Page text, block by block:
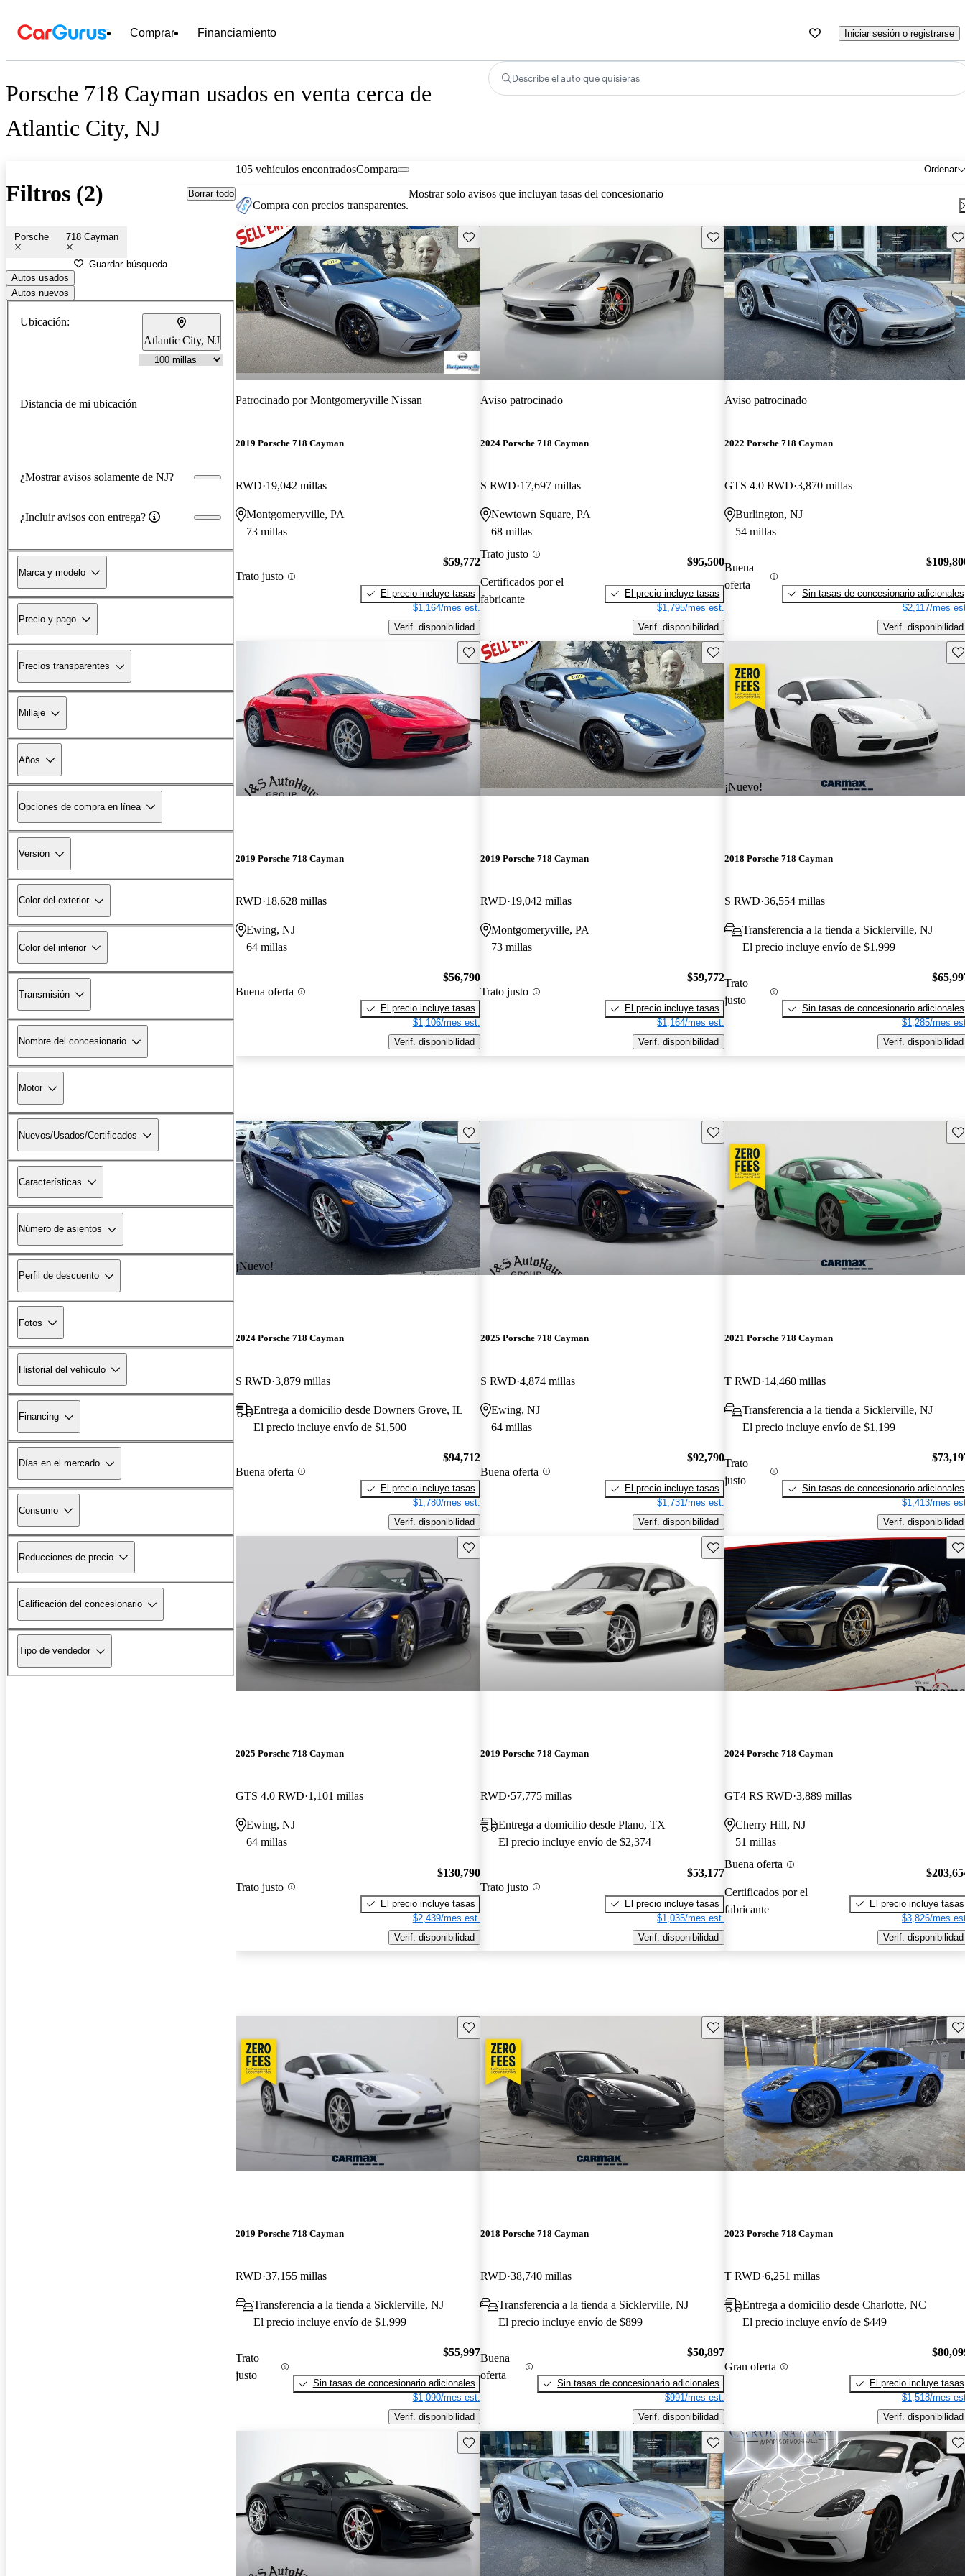
Comprar Financiamiento Iniciar sesión o registrarse
Porsche 718 Cayman usados en venta cerca de
Atlantic City, NJ
Describe el auto que quisieras
Filtros (2) Borrar todo
Porsche 718 Cayman
Guardar búsqueda
Autos usados
Autos nuevos
Ubicación:
Atlantic City, NJ
Distancia de mi ubicación
¿Mostrar avisos solamente de NJ?
¿Incluir avisos con entrega?
Marca y modelo
Precio y pago
Precios transparentes
Millaje
Años
Opciones de compra en línea
Versión
Color del exterior
Color del interior
Transmisión
Nombre del concesionario
Motor
Nuevos/Usados/Certificados
Características
Número de asientos
Perfil de descuento
Fotos
Historial del vehículo
Financing
Días en el mercado
Consumo
Reducciones de precio
Calificación del concesionario
Tipo de vendedor
105 vehículos encontrados Ordenar
Compara
Compra con precios transparentes.
Mostrar solo avisos que incluyan tasas del concesionario
Guarda este Aviso
Patrocinado porMontgomeryville Nissan
2019 Porsche 718 Cayman
RWD 19,042 millas
Montgomeryville, PA
73 millas
Trato justo
$59,772
El precio incluye tasas
$1,164/mes est.
Verif. disponibilidad
Guarda este Aviso
Aviso patrocinado
2024 Porsche 718 Cayman
S RWD 17,697 millas
Newtown Square, PA
68 millas
Trato justo
Certificados por el
fabricante
$95,500
El precio incluye tasas
$1,795/mes est.
Verif. disponibilidad
Aviso patrocinado
2022 Porsche 718 Cayman
GTS 4.0 RWD 3,870 millas
Burlington, NJ
54 millas
Buena
oferta
Sin tasas de concesionario adicionales
$2,117/mes
Verif. disponibilidad
Guarda este Aviso
2019 Porsche 718 Cayman
RWD 18,628 millas
Ewing, NJ
64 millas
Buena oferta
$56,790
El precio incluye tasas
$1,106/mes est.
Verif. disponibilidad
Guarda este Aviso
2019 Porsche 718 Cayman
RWD 19,042 millas
Montgomeryville, PA
73 millas
Trato justo
$59,772
El precio incluye tasas
$1,164/mes est.
Verif. disponibilidad
¡Nuevo!
2018 Porsche 718 Cayman
S RWD 36,554 millas
Transferencia a la tienda a Sicklerville, NJ
El precio incluye envío de $1,999
Trato
justo
Sin tasas de concesionario adicionales
$1,285/mes
Verif. disponibilidad
¡Nuevo!
Guarda este Aviso
2024 Porsche 718 Cayman
S RWD 3,879 millas
Entrega a domicilio desde Downers Grove, IL
El precio incluye envío de $1,500
Buena oferta
$94,712
El precio incluye tasas
$1,780/mes est.
Verif. disponibilidad
Guarda este Aviso
2025 Porsche 718 Cayman
S RWD 4,874 millas
Ewing, NJ
64 millas
Buena oferta
$92,790
El precio incluye tasas
$1,731/mes est.
Verif. disponibilidad
2021 Porsche 718 Cayman
T RWD 14,460 millas
Transferencia a la tienda a Sicklerville, NJ
El precio incluye envío de $1,199
Trato
justo
Sin tasas de concesionario adicionales
$1,413/mes
Verif. disponibilidad
Guarda este Aviso
2025 Porsche 718 Cayman
GTS 4.0 RWD 1,101 millas
Ewing, NJ
64 millas
Trato justo
$130,790
El precio incluye tasas
$2,439/mes est.
Verif. disponibilidad
Guarda este Aviso
2019 Porsche 718 Cayman
RWD 57,775 millas
Entrega a domicilio desde Plano, TX
El precio incluye envío de $2,374
Trato justo
$53,177
El precio incluye tasas
$1,035/mes est.
Verif. disponibilidad
2024 Porsche 718 Cayman
GT4 RS RWD 3,889 millas
Cherry Hill, NJ
51 millas
Buena oferta
Certificados por el
fabricante
El precio incluye tasas
$3,826/mes
Verif. disponibilidad
Guarda este Aviso
2019 Porsche 718 Cayman
RWD 37,155 millas
Transferencia a la tienda a Sicklerville, NJ
El precio incluye envío de $1,999
Trato
justo
$55,997
Sin tasas de concesionario adicionales
$1,090/mes est.
Verif. disponibilidad
Guarda este Aviso
2018 Porsche 718 Cayman
RWD 38,740 millas
Transferencia a la tienda a Sicklerville, NJ
El precio incluye envío de $899
Buena
oferta
$50,897
Sin tasas de concesionario adicionales
$991/mes est.
Verif. disponibilidad
2023 Porsche 718 Cayman
T RWD 6,251 millas
Entrega a domicilio desde Charlotte, NC
El precio incluye envío de $449
Gran oferta
El precio incluye tasas
$1,518/mes
Verif. disponibilidad
Guarda este Aviso Guarda este Aviso